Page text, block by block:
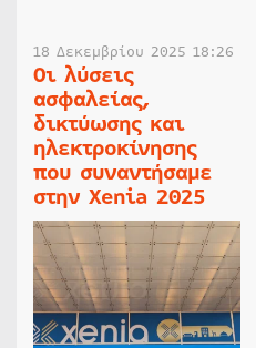
18 Δεκεμβρίου 2025 18:26
Οι λύσεις
ασφαλείας,
δικτύωσης και
ηλεκτροκίνησης
που συναντήσαμε
στην Xenia 2025